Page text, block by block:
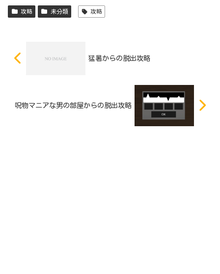
攻略 未分類 攻略
猛暑からの脱出攻略
呪物マニアな男の部屋からの脱出攻略